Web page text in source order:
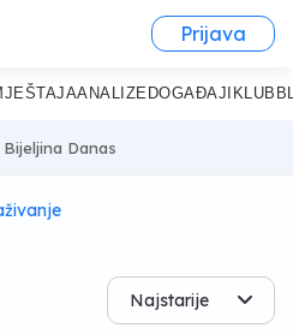
Prijava
ANALIZE DOGAĐAJI KLUB
Danas
Najstarije